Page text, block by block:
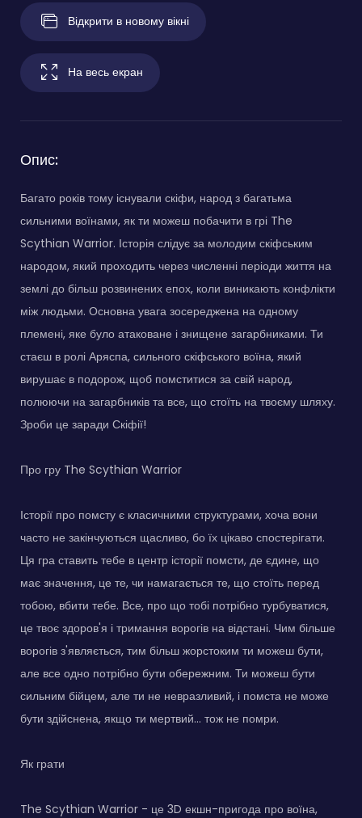
Відкрити в новому вікні
На весь екран
Опис:
Багато років тому існували скіфи, народ з багатьма
сильними воїнами, як ти можеш побачити в грі The
Scythian Warrior. Історія слідує за молодим скіфським
народом, який проходить через численні періоди життя на
землі до більш розвинених епох, коли виникають конфлікти
між людьми. Основна увага зосереджена на одному
племені, яке було атаковане і знищене загарбниками. Ти
стаєш в ролі Аряспа, сильного скіфського воїна, який
вирушає в подорож, щоб помститися за свій народ,
полюючи на загарбників та все, що стоїть на твоєму шляху.
Зроби це заради Скіфії!
Про гру The Scythian Warrior
Історії про помсту є класичними структурами, хоча вони
часто не закінчуються щасливо, бо їх цікаво спостерігати.
Ця гра ставить тебе в центр історії помсти, де єдине, що
має значення, це те, чи намагається те, що стоїть перед
тобою, вбити тебе. Все, про що тобі потрібно турбуватися,
це твоє здоров'я і тримання ворогів на відстані. Чим більше
ворогів з'являється, тим більш жорстоким ти можеш бути,
але все одно потрібно бути обережним. Ти можеш бути
сильним бійцем, але ти не невразливий, і помста не може
бути здійснена, якщо ти мертвий... тож не помри.
Як грати
The Scythian Warrior - це 3D екшн-пригода про воїна,